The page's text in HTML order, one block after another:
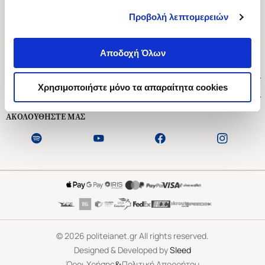
Προβολή λεπτομερειών
Αποδοχή Όλων
Χρησιμοποιήστε μόνο τα απαραίτητα cookies
Ασκληπιού 1-3, Αθήνα 106 79
Δευτέρα - Παρασκευή 09:00-21:00
Εξυπηρέτηση Πελατών
ΑΚΟΛΟΥΘΗΣΤΕ ΜΑΣ
©2026 politeianet.gr All rights reserved.
Designed & Developed bySleed